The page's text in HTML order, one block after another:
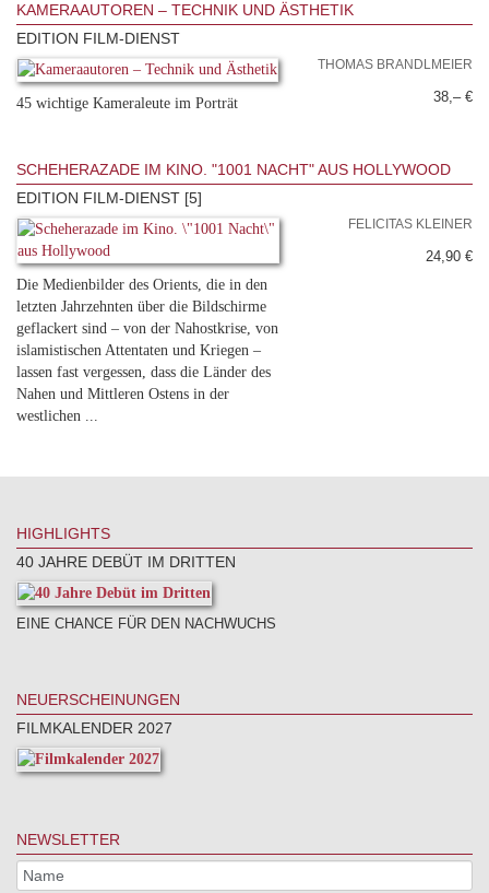
KAMERAAUTOREN – TECHNIK UND ÄSTHETIK
EDITION FILM-DIENST
45 wichtige Kameraleute im Porträt
THOMAS BRANDLMEIER
38,– €
SCHEHERAZADE IM KINO. "1001 NACHT" AUS HOLLYWOOD
EDITION FILM-DIENST [5]
Die Medienbilder des Orients, die in den
letzten Jahrzehnten über die Bildschirme
geflackert sind – von der Nahostkrise, von
islamistischen Attentaten und Kriegen –
lassen fast vergessen, dass die Länder des
Nahen und Mittleren Ostens in der
westlichen ...
FELICITAS KLEINER
24,90 €
HIGHLIGHTS
40 JAHRE DEBÜT IM DRITTEN
EINE CHANCE FÜR DEN NACHWUCHS
NEUERSCHEINUNGEN
FILMKALENDER 2027
NEWSLETTER